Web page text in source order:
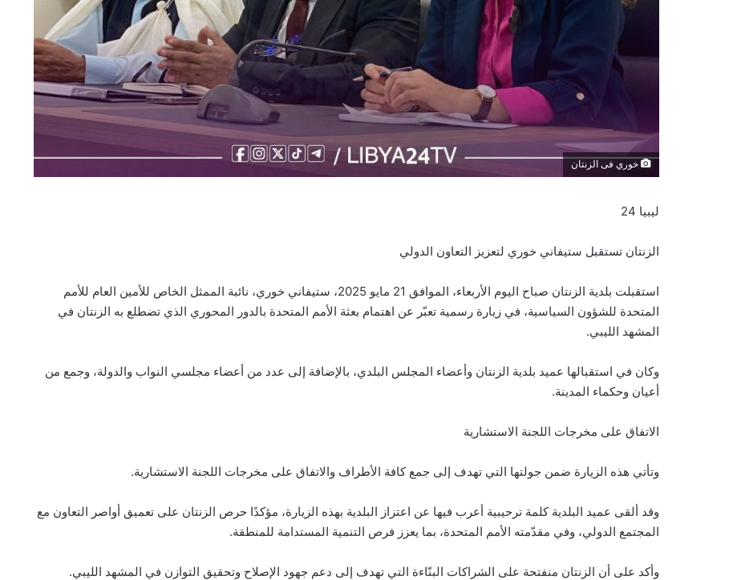
خوري فى الزنتان
ليبيا 24
الزنتان تستقبل ستيفاني خوري لتعزيز التعاون الدولي
استقبلت بلدية الزنتان صباح اليوم الأربعاء، الموافق 21 مايو 2025، ستيفاني خوري، نائبة الممثل الخاص للأمين العام للأمم
المتحدة للشؤون السياسية، في زيارة رسمية تعبّر عن اهتمام بعثة الأمم المتحدة بالدور المحوري الذي تضطلع به الزنتان في
المشهد الليبي.
وكان في استقبالها عميد بلدية الزنتان وأعضاء المجلس البلدي، بالإضافة إلى عدد من أعضاء مجلسي النواب والدولة، وجمع من
أعيان وحكماء المدينة.
الاتفاق على مخرجات اللجنة الاستشارية
وتأتي هذه الزيارة ضمن جولتها التي تهدف إلى جمع كافة الأطراف والاتفاق على مخرجات اللجنة الاستشارية.
وقد ألقى عميد البلدية كلمة ترحيبية أعرب فيها عن اعتزاز البلدية بهذه الزيارة، مؤكدًا حرص الزنتان على تعميق أواصر التعاون مع
المجتمع الدولي، وفي مقدّمته الأمم المتحدة، بما يعزز فرص التنمية المستدامة للمنطقة.
وأكد على أن الزنتان منفتحة على الشراكات البنّاءة التي تهدف إلى دعم جهود الإصلاح وتحقيق التوازن في المشهد الليبي.